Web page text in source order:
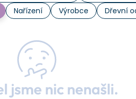
Nařízení Výrobce Dřevní
jsme nic nenašli.